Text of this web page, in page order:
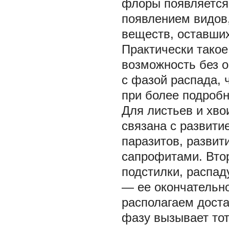
флоры
появлением
веществ,
Практически
возможность без
с фазой распада,
при более
Для листьев и
связана с
паразитов,
сапрофитами.
подстилки,
— ее
располагаем
фазу вызывает